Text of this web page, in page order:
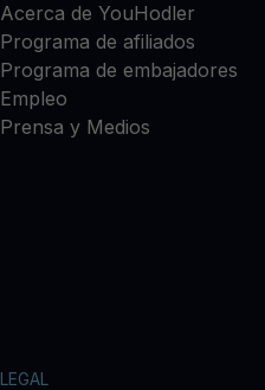
Acerca de YouHodler
Programa de afiliados
Programa de embajadores
Empleo
Prensa y Medios
LEGAL